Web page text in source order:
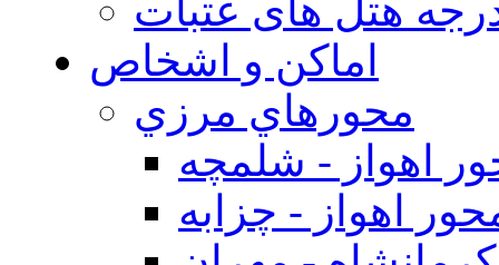
هتل های عتبات
اماکن و اشخاص
محورهاي مرزي
اهواز - شلمچه
اهواز - چزابه